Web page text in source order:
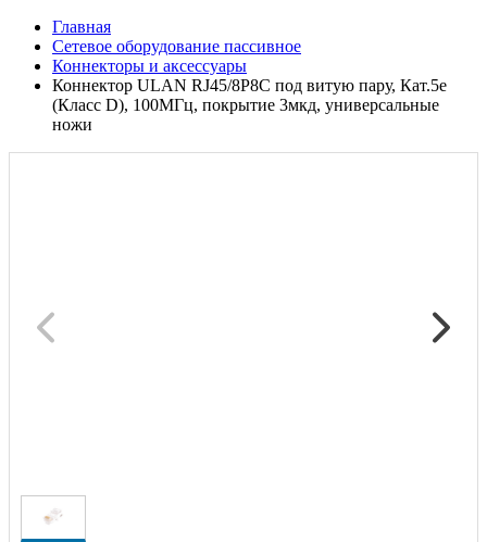
Главная
Сетевое оборудование пассивное
Коннекторы и аксессуары
Коннектор ULAN RJ45/8P8C под витую пару, Кат.5e
(Класс D), 100МГц, покрытие 3мкд, универсальные
ножи